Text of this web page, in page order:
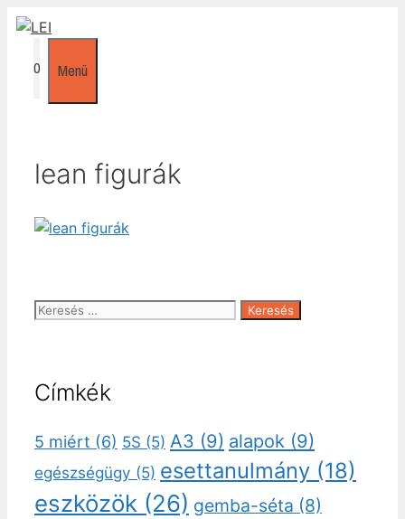
Kilépés
tartalomba
0 Menü
lean figurák
Keresés:
Címkék
5 miért (6) 5S (5) A3 (9) alapok (9)
egészségügy (5) esettanulmány (18)
eszközök (26) gemba-séta (8)